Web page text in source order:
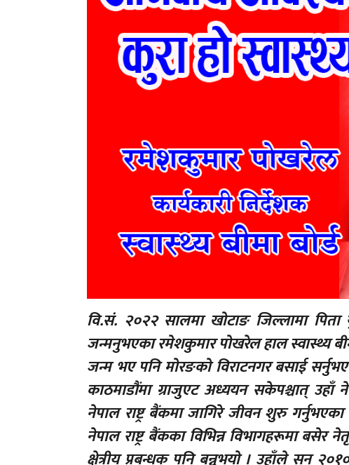
वि.सं. २०२२ सालमा खोटाङ जिल्लामा
जन्मनुभएका रमेशकुमार पोखरेल हाल स्वास्थ्य
जन्म भए पनि मोरङको विराटनगर बसाई
काठमाडौंमा ग्राजुएट अध्ययन सकेपश्चात् उहाँ
नेपाल राष्ट्र बैंकमा जागिरे जीवन शुरु
नेपाल राष्ट्र बैंकका विभिन्न विभागहरूमा बसेर